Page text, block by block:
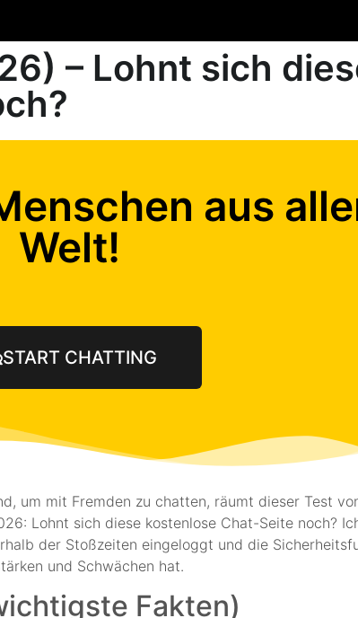
– Lohnt sich
aus
Welt!
START CHATTING
um mit Fremden zu chatten, räumt dieser Test
Lohnt sich diese kostenlose Chat-Seite noch?
der Stoßzeiten eingeloggt und die
und Schwächen hat.
Fakten)